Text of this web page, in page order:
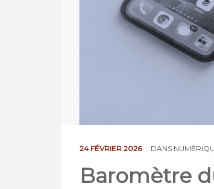
24 FÉVRIER 2026 DANS
Baromètre